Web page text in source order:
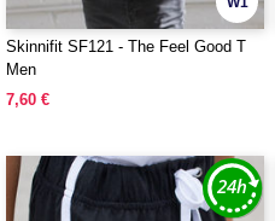
Skinnifit SF121 - The Feel Good T
Men
7,60 €